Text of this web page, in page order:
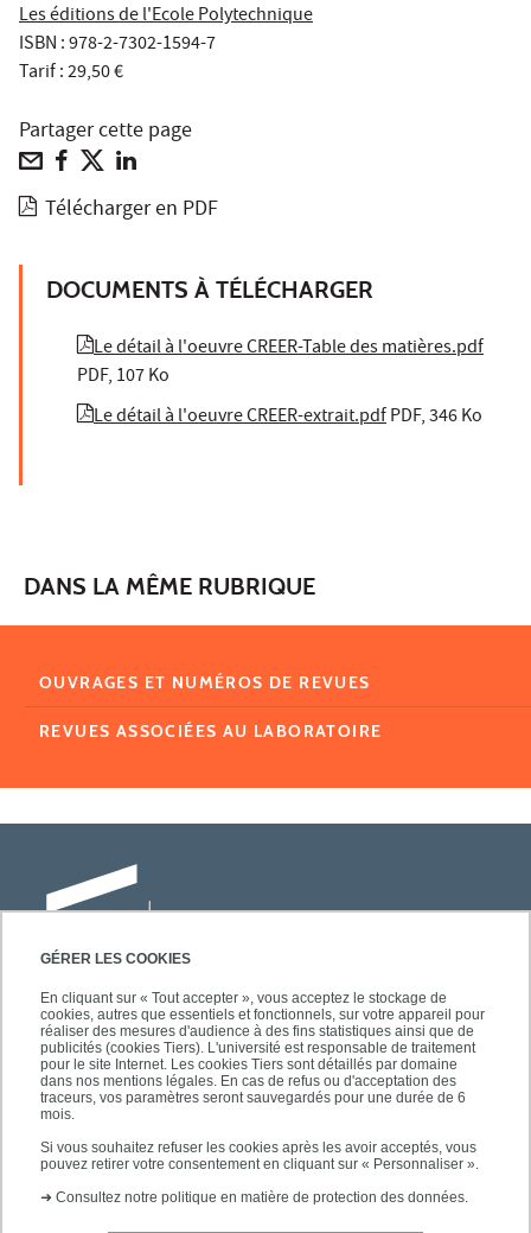
GÉRER LES COOKIES
En cliquant sur « Tout accepter », vous acceptez le stockage de
cookies, autres que essentiels et fonctionnels, sur votre appareil pour
réaliser des mesures d'audience à des fins statistiques ainsi que de
publicités (cookies Tiers). L'université est responsable de traitement
pour le site Internet. Les cookies Tiers sont détaillés par domaine
dans nos mentions légales. En cas de refus ou d'acceptation des
traceurs, vos paramètres seront sauvegardés pour une durée de 6
mois.
Si vous souhaitez refuser les cookies après les avoir acceptés, vous
pouvez retirer votre consentement en cliquant sur « Personnaliser ».
➜ Consultez notre politique en matière de protection des données.
Les éditions de l'Ecole Polytechnique
ISBN : 978-2-7302-1594-7
Tarif : 29,50 €
Partager cette page
Télécharger en PDF
DOCUMENTS À TÉLÉCHARGER
Le détail à l'oeuvre CREER-Table des matières.pdf
PDF, 107 Ko
Le détail à l'oeuvre CREER-extrait.pdfPDF, 346 Ko
DANS LA MÊME RUBRIQUE
OUVRAGES ET NUMÉROS DE REVUES
REVUES ASSOCIÉES AU LABORATOIRE
Université Paris-Est Créteil
Faculté des lettres, langues et sciences
humaines
61, avenue du Général de Gaulle
94010 Créteil